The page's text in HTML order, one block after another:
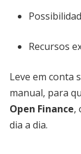
Recursos
Leve em conta
manual, para
Open Finance,
dia a dia.